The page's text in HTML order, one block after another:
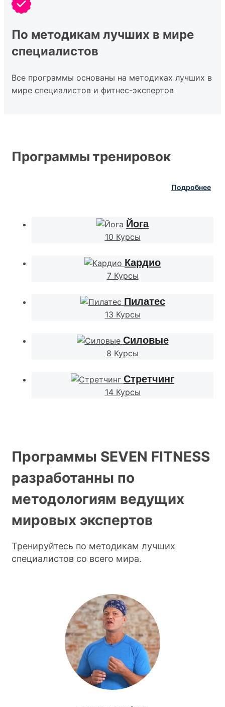
По методикам лучших в мире
специалистов
Все программы основаны на методиках лучших в
мире специалистов и фитнес-экспертов
тренировок
Программы
Подробнее
Йога
10 Курсы
Кардио
7 Курсы
Пилатес
13 Курсы
Силовые
8 Курсы
Стретчинг
14 Курсы
Программы SEVEN FITNESS
разработанны по
методологиям ведущих
мировых экспертов
Тренируйтесь по методикам лучших
специалистов со всего мира.